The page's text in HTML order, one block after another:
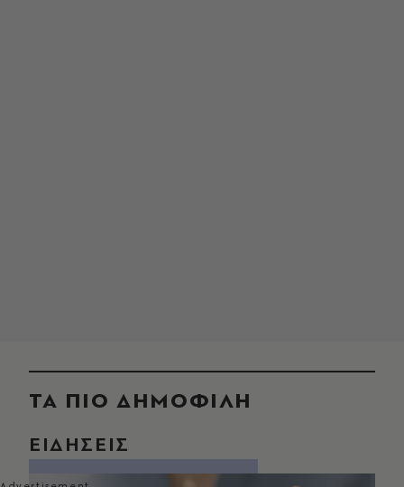
ΤΑ ΠΙΟ ΔΗΜΟΦΙΛΗ
ΕΙΔΗΣΕΙΣ